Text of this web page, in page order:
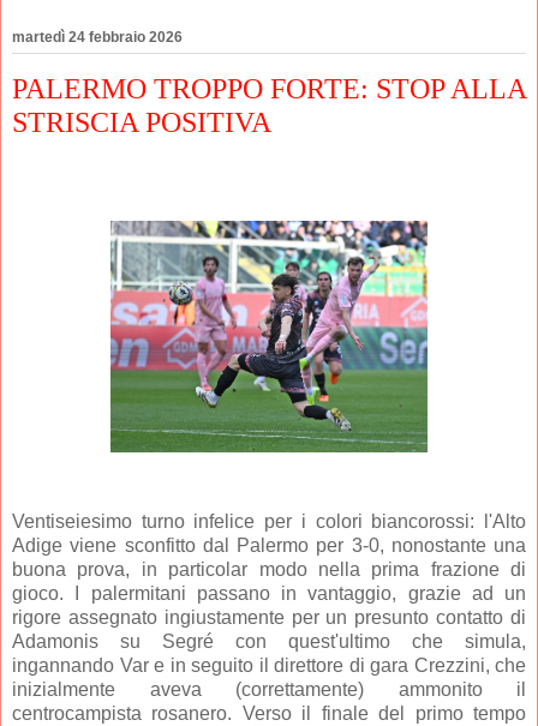
martedì 24 febbraio 2026
PALERMO TROPPO FORTE: STOP ALLA
STRISCIA POSITIVA
Ventiseiesimo turno infelice per i colori biancorossi: l'Alto
Adige viene sconfitto dal Palermo per 3-0, nonostante una
buona prova, in particolar modo nella prima frazione di
gioco. I palermitani passano in vantaggio, grazie ad un
rigore assegnato ingiustamente per un presunto contatto di
Adamonis su Segré con quest'ultimo che simula,
ingannando Var e in seguito il direttore di gara Crezzini, che
inizialmente aveva (correttamente) ammonito il
centrocampista rosanero. Verso il finale del primo tempo